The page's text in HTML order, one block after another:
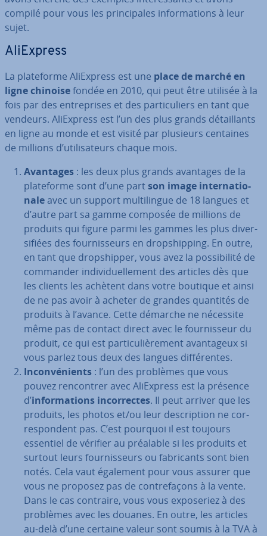
compilé pour vous les prin­ci­pales in­for­ma­tions à leur
sujet.
AliEx­press
La pla­te­forme AliEx­press est une place de marché en
ligne chinoisefondée en 2010, qui peut être utilisée à la
fois par des en­tre­prises et des par­ti­cu­liers en tant que
vendeurs. AliEx­press est l’un des plus grands dé­tail­lants
en ligne au monde et est visité par plusieurs centaines
de millions d’uti­li­sa­teurs chaque mois.
Avantages : les deux plus grands avantages de la
pla­te­forme sont d’une partson image in­ter­na­tio­
naleavec un support mul­ti­lingue de 18 langues et
d’autre part sa gamme composée de millions de
produits qui figure parmi les gammes les plus di­ver­
si­fiées des four­nis­seurs en drop­ship­ping. En outre,
en tant que drop­ship­per, vous avez la pos­si­bi­lité de
commander in­di­vi­duel­le­ment des articles dès que
les clients les achètent dans votre boutique et ainsi
de ne pas avoir à acheter de grandes quantités de
produits à l’avance. Cette démarche ne nécessite
même pas de contact direct avec le four­nis­seur du
produit, ce qui est par­ti­cu­liè­re­ment avan­ta­geux si
vous parlez tous deux des langues dif­fé­rentes.
In­con­vé­nients : l’un des problèmes que vous
pouvez ren­con­trer avec AliEx­press est la présence
d’in­for­ma­tions in­cor­rectes. Il peut arriver que les
produits, les photos et/ou leur des­crip­tion ne cor­
res­pon­dent pas. C’est pourquoi il est toujours
essentiel de vérifier au préalable si les produits et
surtout leurs four­nis­seurs ou fa­bri­cants sont bien
notés. Cela vaut également pour vous assurer que
vous ne proposez pas de con­tre­fa­çons à la vente.
Dans le cas contraire, vous vous ex­po­se­riez à des
problèmes avec les douanes. En outre, les articles
au-delà d’une certaine valeur sont soumis à la TVA à